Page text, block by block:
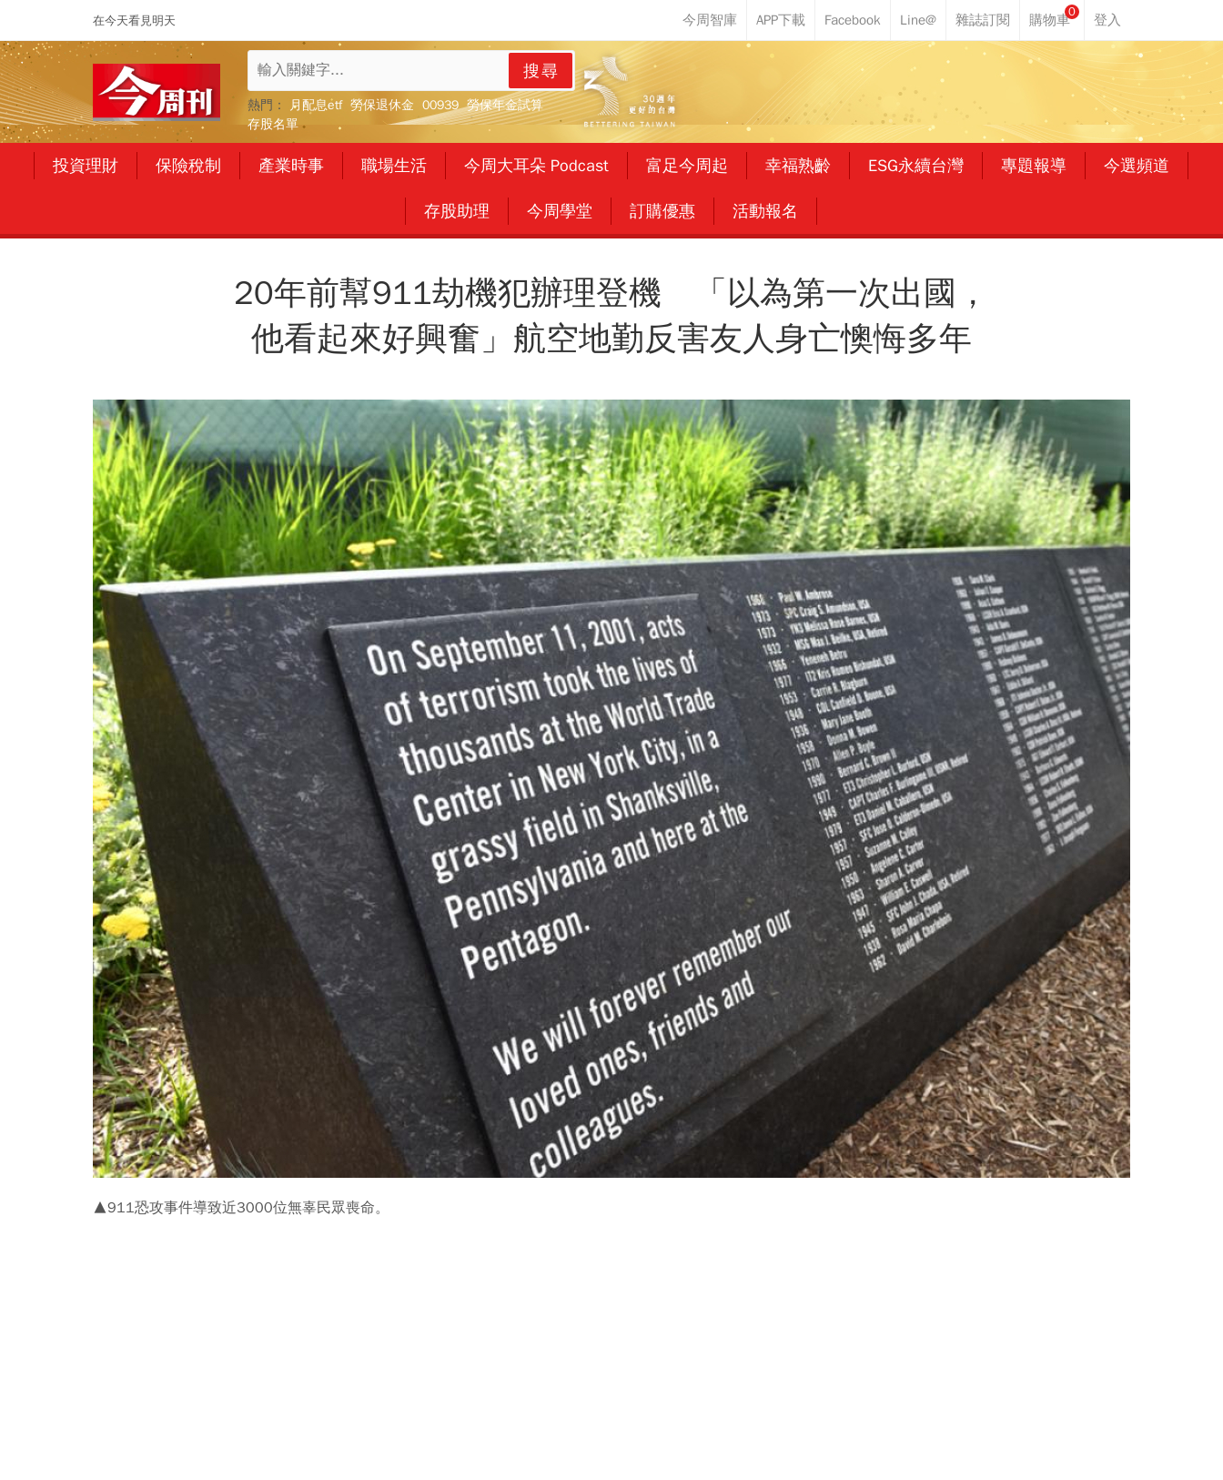
在今天看見明天
0
搜尋
熱門： 月配息etf 勞保退休金 00939 勞保年金試算
存股名單
投資理財 保險稅制 產業時事 職場生活 今周大耳朵 Podcast 富足今周起 幸福熟齡 ESG永續台灣 專題報導 今選頻道
存股助理 今周學堂 訂購優惠 活動報名
20年前幫911劫機犯辦理登機 「以為第一次出國，
他看起來好興奮」航空地勤反害友人身亡懊悔多年
▲911恐攻事件導致近3000位無辜民眾喪命。